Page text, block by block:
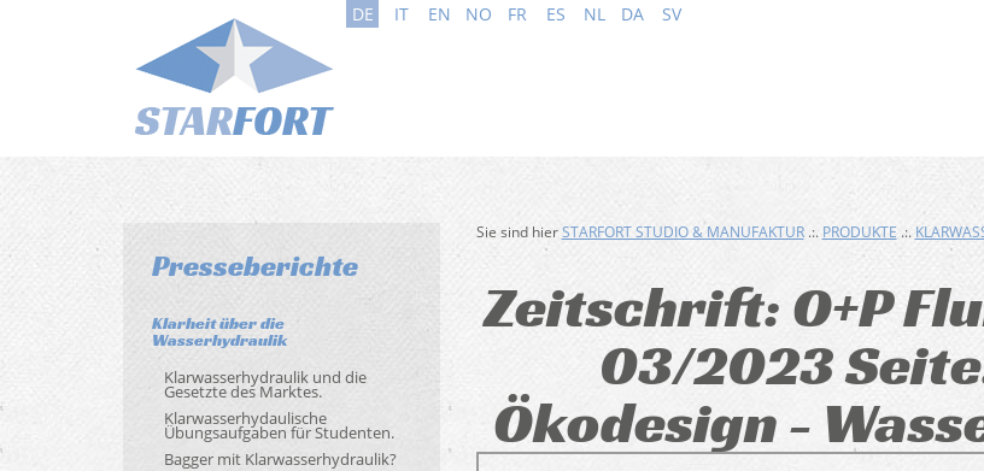
DE IT EN NO FR ES NL DA SV
Presseberichte
Klarheit über die
Wasserhydraulik
Klarwasserhydraulik und die
Gesetzte des Marktes.
Klarwasserhydaulische
Übungsaufgaben für Studenten.
Bagger mit Klarwasserhydraulik?
Sie sind hierSTARFORT STUDIO & MANUFAKTUR.:. PRODUKTE .:.
Zeitschrift: O+P
03/2023
Ökodesign -